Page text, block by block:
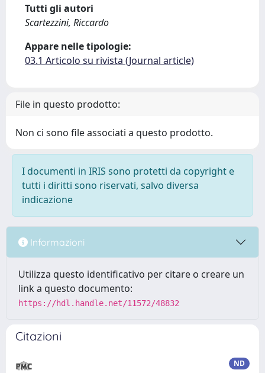
Tutti gli autori
Scartezzini, Riccardo
Appare nelle tipologie:
03.1 Articolo su rivista (Journal article)
File in questo prodotto:
Non ci sono file associati a questo prodotto.
I documenti in IRIS sono protetti da copyright e
tutti i diritti sono riservati, salvo diversa
indicazione
Informazioni
Utilizza questo identificativo per citare o creare un
link a questo documento:
https://hdl.handle.net/11572/48832
Citazioni
ND